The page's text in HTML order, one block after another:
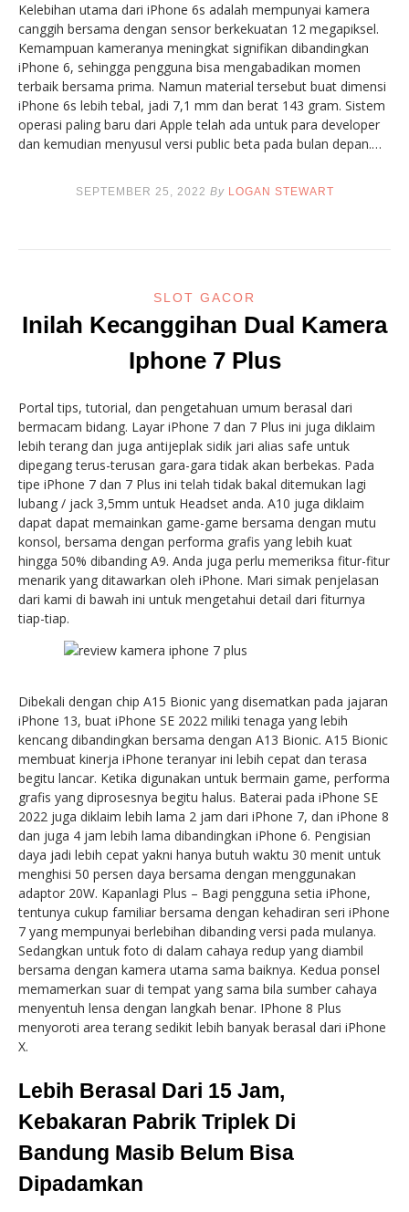
Kelebihan utama dari iPhone 6s adalah mempunyai kamera
canggih bersama dengan sensor berkekuatan 12 megapiksel.
Kemampuan kameranya meningkat signifikan dibandingkan
iPhone 6, sehingga pengguna bisa mengabadikan momen
terbaik bersama prima. Namun material tersebut buat dimensi
iPhone 6s lebih tebal, jadi 7,1 mm dan berat 143 gram. Sistem
operasi paling baru dari Apple telah ada untuk para developer
dan kemudian menyusul versi public beta pada bulan depan.…
SEPTEMBER 25, 2022 By LOGAN STEWART
SLOT GACOR
Inilah Kecanggihan Dual Kamera
Iphone 7 Plus
Portal tips, tutorial, dan pengetahuan umum berasal dari
bermacam bidang. Layar iPhone 7 dan 7 Plus ini juga diklaim
lebih terang dan juga antijeplak sidik jari alias safe untuk
dipegang terus-terusan gara-gara tidak akan berbekas. Pada
tipe iPhone 7 dan 7 Plus ini telah tidak bakal ditemukan lagi
lubang / jack 3,5mm untuk Headset anda. A10 juga diklaim
dapat dapat memainkan game-game bersama dengan mutu
konsol, bersama dengan performa grafis yang lebih kuat
hingga 50% dibanding A9. Anda juga perlu memeriksa fitur-fitur
menarik yang ditawarkan oleh iPhone. Mari simak penjelasan
dari kami di bawah ini untuk mengetahui detail dari fiturnya
tiap-tiap.
Dibekali dengan chip A15 Bionic yang disematkan pada jajaran
iPhone 13, buat iPhone SE 2022 miliki tenaga yang lebih
kencang dibandingkan bersama dengan A13 Bionic. A15 Bionic
membuat kinerja iPhone teranyar ini lebih cepat dan terasa
begitu lancar. Ketika digunakan untuk bermain game, performa
grafis yang diprosesnya begitu halus. Baterai pada iPhone SE
2022 juga diklaim lebih lama 2 jam dari iPhone 7, dan iPhone 8
dan juga 4 jam lebih lama dibandingkan iPhone 6. Pengisian
daya jadi lebih cepat yakni hanya butuh waktu 30 menit untuk
menghisi 50 persen daya bersama dengan menggunakan
adaptor 20W. Kapanlagi Plus – Bagi pengguna setia iPhone,
tentunya cukup familiar bersama dengan kehadiran seri iPhone
7 yang mempunyai berlebihan dibanding versi pada mulanya.
Sedangkan untuk foto di dalam cahaya redup yang diambil
bersama dengan kamera utama sama baiknya. Kedua ponsel
memamerkan suar di tempat yang sama bila sumber cahaya
menyentuh lensa dengan langkah benar. IPhone 8 Plus
menyoroti area terang sedikit lebih banyak berasal dari iPhone
X.
Lebih Berasal Dari 15 Jam,
Kebakaran Pabrik Triplek Di
Bandung Masib Belum Bisa
Dipadamkan